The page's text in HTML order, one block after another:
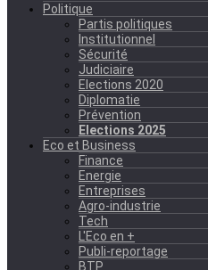
Politique
Partis politiques
Institutionnel
Sécurité
Judiciaire
Elections 2020
Diplomatie
Prévention
Elections 2025
Eco et Business
Finance
Energie
Entreprises
Agro-industrie
Tech
L'Eco en +
Publi-reportage
BTP